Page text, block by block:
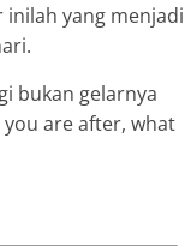
yang menjadi
bukan gelarnya
you are after, what